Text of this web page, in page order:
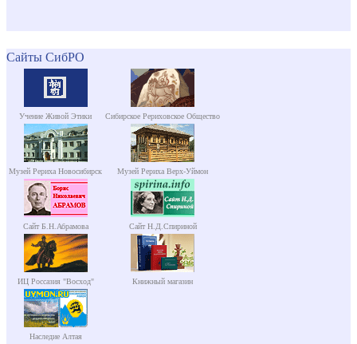
Сайты СибРО
Учение Живой Этики Сибирское Рериховское Общество
Музей Рериха Новосибирск Музей Рериха Верх-Уймон
Сайт Б.Н.Абрамова Сайт Н.Д.Спириной
ИЦ Россазия "Восход" Книжный магазин
Наследие Алтая